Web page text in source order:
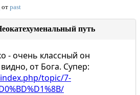
от past
путь
- очень классный он
от Бога. Супер:
topic/7-